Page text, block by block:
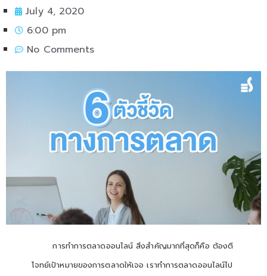
July 4, 2020
6:00 pm
No Comments
การทำการตลาดออนไลน์ สิ่งสำคัญมากที่สุดก็คือ ต้องตี
โจทย์เป้าหมายของการตลาดให้เจอ เราทำการตลาดออนไลน์ไป